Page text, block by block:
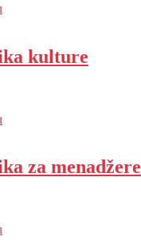
kulture
za menadžere